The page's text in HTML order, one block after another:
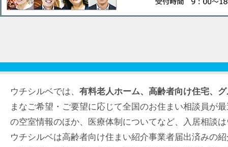
ウチシルベでは、 有料老人ホーム、高齢者向け住宅、
まなご希望・ご要望に応じて全国のお住まい相談員が
の空室情報のほか、医療体制についてなど、入居相談
ウチシルベは高齢者向け住まい紹介事業者届出済みの